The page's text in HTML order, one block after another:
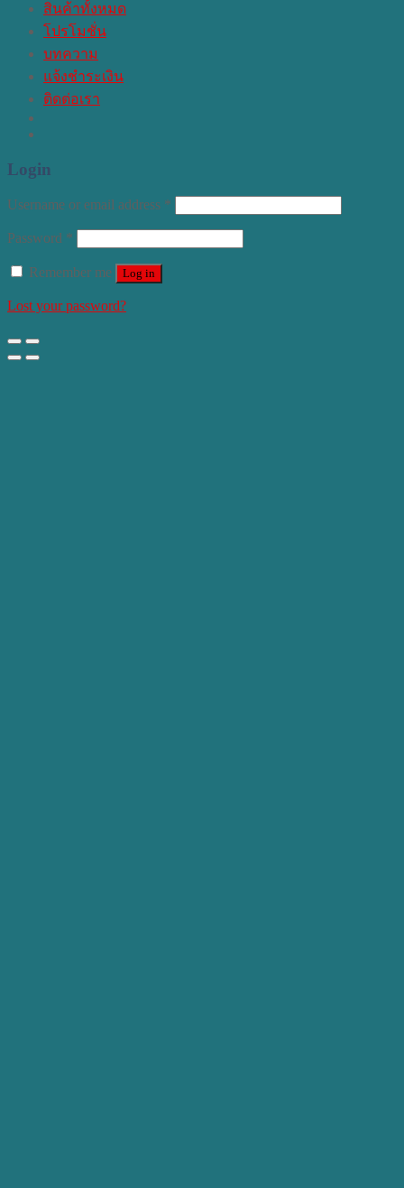
สินค้าทั้งหมด
โปรโมชั่น
บทความ
แจ้งชำระเงิน
ติดต่อเรา
Login
Username or email address *
Password *
Remember me Log in
Lost your password?